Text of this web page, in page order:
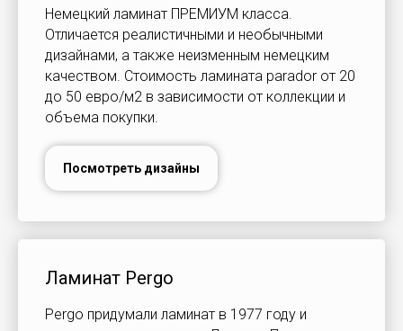
Немецкий ламинат ПРЕМИУМ класса.
Отличается реалистичными и необычными
дизайнами, а также неизменным немецким
качеством. Стоимость ламината parador от 20
до 50 евро/м2 в зависимости от коллекции и
объема покупки.
Посмотреть дизайны
Ламинат Pergo
Pergo придумали ламинат в 1977 году и